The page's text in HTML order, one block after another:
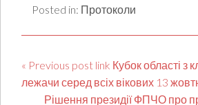
Posted in: Протоколи
« Previous post link Кубок області з
лежачи серед всіх вікових 13
Рішення президії ФПЧО про